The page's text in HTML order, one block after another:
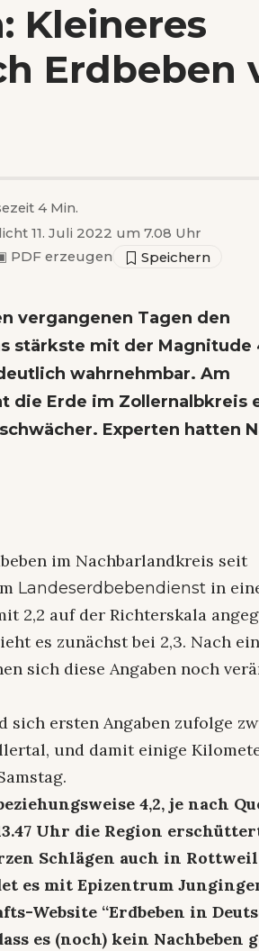
Kleineres
Erdbeben
11. Juli 2022 um 7.08 Uhr
PDF erzeugen
4 Min.
vergangenen Tagen den
stärkste mit der Magnitude
wahrnehmbar. Am
die Erde im Zollernalbkreis
Experten hatten
im Nachbarlandkreis seit
Landeserdbebendienst in
2,2 auf der Richterskala
es zunächst bei 2,3. Nach
sich diese Angaben noch
sich ersten Angaben zufolge
und damit einige
4,2, je nach
Uhr die Region
Schlägen auch in
es mit Epizentrum
Website “Erdbeben in
es (noch) kein Nachbeben